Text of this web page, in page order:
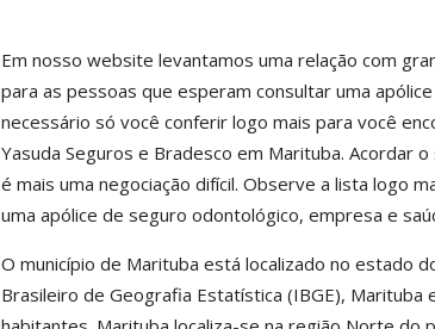
Em nosso website levantamos uma relação com
para as pessoas que esperam consultar uma
necessário só você conferir logo mais para você
Yasuda Seguros e Bradesco em Marituba. Acordar
é mais uma negociação difícil. Observe a lista logo
uma apólice de seguro odontológico, empresa e
O município de Marituba está localizado no estado
Brasileiro de Geografia Estatística (IBGE), Marituba